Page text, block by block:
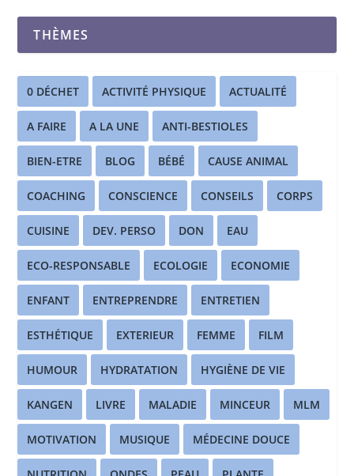
THÈMES
0 DÉCHET ACTIVITÉ PHYSIQUE ACTUALITÉ
A FAIRE A LA UNE ANTI-BESTIOLES
BIEN-ETRE BLOG BÉBÉ CAUSE ANIMAL
COACHING CONSCIENCE CONSEILS CORPS
CUISINE DEV. PERSO DON EAU
ECO-RESPONSABLE ECOLOGIE ECONOMIE
ENFANT ENTREPRENDRE ENTRETIEN
ESTHÉTIQUE EXTERIEUR FEMME FILM
HUMOUR HYDRATATION HYGIÈNE DE VIE
KANGEN LIVRE MALADIE MINCEUR MLM
MOTIVATION MUSIQUE MÉDECINE DOUCE